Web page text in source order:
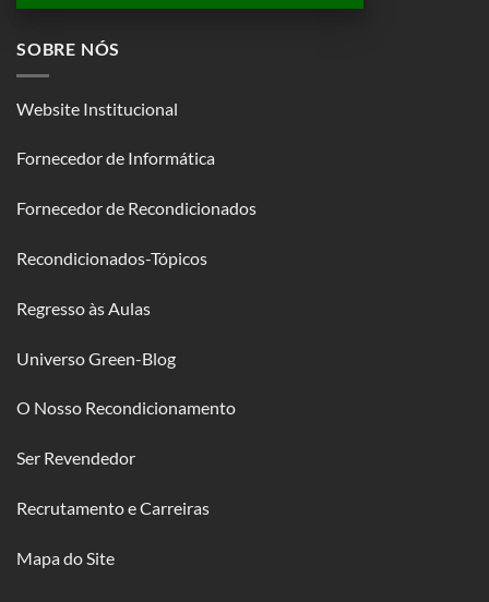
SOBRE NÓS
Website Institucional
Fornecedor de Informática
Fornecedor de Recondicionados
Recondicionados-Tópicos
Regresso às Aulas
Universo Green-Blog
O Nosso Recondicionamento
Ser Revendedor
Recrutamento e Carreiras
Mapa do Site